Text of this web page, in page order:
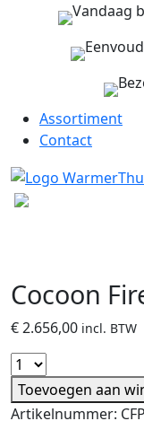
Vandaag
Assortiment
Contact
Cocoon
€2.656,00 incl. BTW
Toevoegen aan
Artikelnummer: